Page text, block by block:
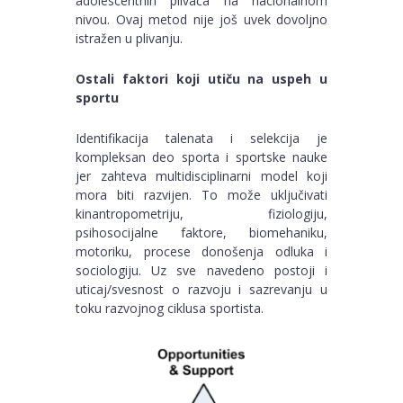
nivou. Ovaj metod nije još uvek dovoljno
istražen u plivanju.
Ostali faktori koji utiču na uspeh u
sportu
Identifikacija talenata i selekcija je
kompleksan deo sporta i sportske nauke
jer zahteva multidisciplinarni model koji
mora biti razvijen. To može uključivati
kinantropometriju, fiziologiju,
psihosocijalne faktore, biomehaniku,
motoriku, procese donošenja odluka i
sociologiju. Uz sve navedeno postoji i
uticaj/svesnost o razvoju i sazrevanju u
toku razvojnog ciklusa sportista.